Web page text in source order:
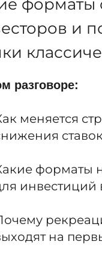
форматы
и
разговоре:
меняется
ставок
форматы
инвестиций
на